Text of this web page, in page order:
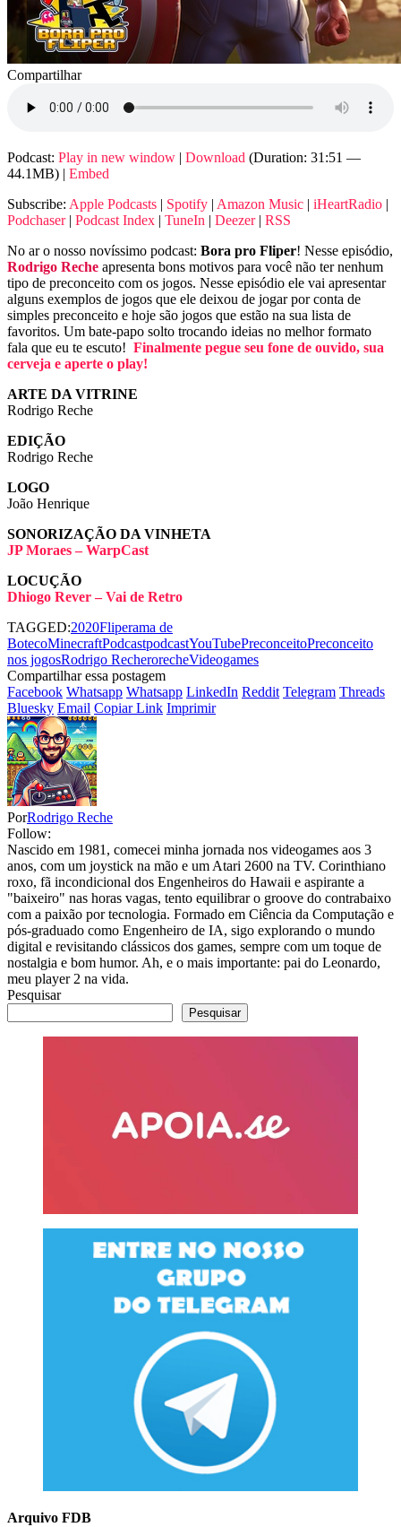
Compartilhar
Podcast: Play in new window | Download (Duration: 31:51 —
44.1MB) | Embed
Subscribe: Apple Podcasts | Spotify | Amazon Music | iHeartRadio |
Podchaser| Podcast Index | TuneIn | Deezer| RSS
No ar o nosso novíssimo podcast: Bora pro Fliper! Nesse episódio,
Rodrigo Reche apresenta bons motivos para você não ter nenhum
tipo de preconceito com os jogos. Nesse episódio ele vai apresentar
alguns exemplos de jogos que ele deixou de jogar por conta de
simples preconceito e hoje são jogos que estão na sua lista de
favoritos. Um bate-papo solto trocando ideias no melhor formato
fala que eu te escuto! Finalmente pegue seu fone de ouvido, sua
cerveja e aperte o play!
ARTE DA VITRINE
Rodrigo Reche
EDIÇÃO
Rodrigo Reche
LOGO
João Henrique
SONORIZAÇÃO DA VINHETA
JP Moraes – WarpCast
LOCUÇÃO
Dhiogo Rever – Vai de Retro
TAGGED:2020Fliperama de
BotecoMinecraftPodcastpodcastYouTubePreconceitoPreconceito
nos jogosRodrigo RecherorecheVideogames
Compartilhar essa postagem
Facebook Whatsapp Whatsapp LinkedIn Reddit Telegram Threads
Bluesky Email Copiar Link Imprimir
PorRodrigo Reche
Follow:
Nascido em 1981, comecei minha jornada nos videogames aos 3
anos, com um joystick na mão e um Atari 2600 na TV. Corinthiano
roxo, fã incondicional dos Engenheiros do Hawaii e aspirante a
"baixeiro" nas horas vagas, tento equilibrar o groove do contrabaixo
com a paixão por tecnologia. Formado em Ciência da Computação e
pós-graduado como Engenheiro de IA, sigo explorando o mundo
digital e revisitando clássicos dos games, sempre com um toque de
nostalgia e bom humor. Ah, e o mais importante: pai do Leonardo,
meu player 2 na vida.
Pesquisar
Pesquisar
Arquivo FDB